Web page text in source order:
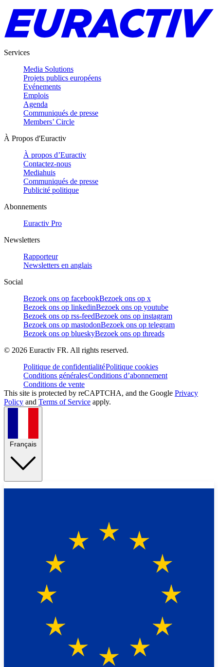
Services
Media Solutions
Projets publics européens
Evénements
Emplois
Agenda
Communiqués de presse
Members’ Circle
À Propos d'Euractiv
À propos d’Euractiv
Contactez-nous
Mediahuis
Communiqués de presse
Publicité politique
Abonnements
Euractiv Pro
Newsletters
Rapporteur
Newsletters en anglais
Social
Bezoek ons op facebookBezoek ons op x
Bezoek ons op linkedinBezoek ons op youtube
Bezoek ons op rss-feedBezoek ons op instagram
Bezoek ons op mastodonBezoek ons op telegram
Bezoek ons op blueskyBezoek ons op threads
© 2026 Euractiv FR. All rights reserved.
Politique de confidentialitéPolitique cookies
Conditions généralesConditions d’abonnement
Conditions de vente
This site is protected by reCAPTCHA, and the Google Privacy
Policy and Terms of Service apply.
Français